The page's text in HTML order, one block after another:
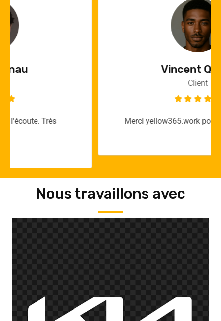
Merci yellow365.work pour votre expertise!
Nous travaillons avec